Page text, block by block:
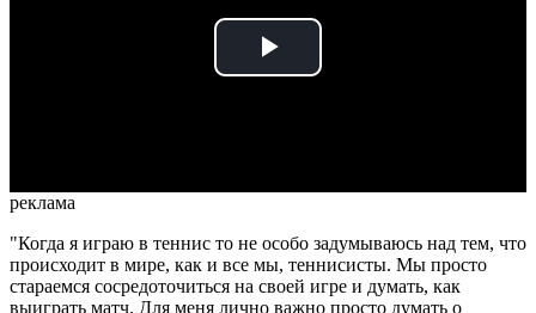
Play
реклама
"Когда я играю в теннис то не особо задумываюсь над тем, что
происходит в мире, как и все мы, теннисисты. Мы просто
стараемся сосредоточиться на своей игре и думать, как
выиграть матч. Для меня лично важно просто думать о